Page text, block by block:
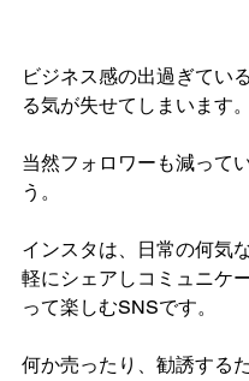
ビジネス感の出過ぎてい
る気が失せてしまいます。
当然フォロワーも減って
う。
インスタは、日常の何気
軽にシェアしコミュニケ
って楽しむSNSです。
何か売ったり、勧誘する